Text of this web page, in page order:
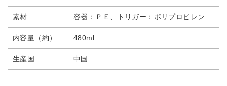
素材 容器：ＰＥ、トリガー：ポリプロピレン
内容量（約） 480ml
生産国 中国